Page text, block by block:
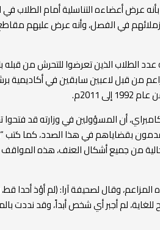
عرض أعضاءه التناسلية أمام الطلاب في
في الفصل، وأنه عرض عليهم
من قبل لاعبين سابقين في أكاديمية
2011م.
أن المسؤولين في وزارته قد فتحوا
بقضاياهم في هذا الصدد، كما كتب
من جميع أشكال العنف، هذه المواقف
البالغ من العمر 71 عاماً هذه المزاعم، وقال لصحيفة آرا: (لم أؤذ أحدا
لم أجبر أي شخص أبداً، وقد نددت